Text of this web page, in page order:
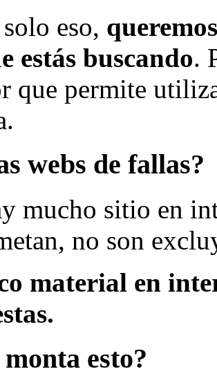
eso,
estás buscando.
que permite
webs de fallas?
mucho sitio en
no son
material en
esto?